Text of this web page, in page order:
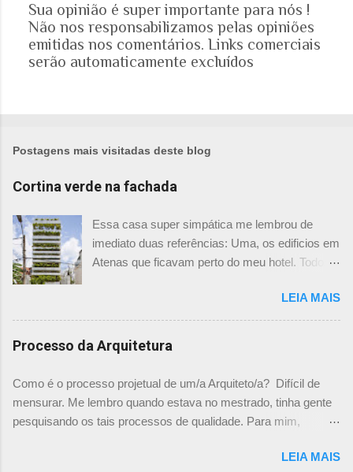
P
o
s
m
o
e
n
t
á
o
Sua opinião é super importante para nós !
Não nos responsabilizamos pelas opiniões
emitidas nos comentários. Links comerciais
serão automaticamente excluídos
Postagens mais visitadas deste blog
Cortina verde na fachada
Essa casa super simpática me lembrou de
imediato duas referências: Uma, os edificios em
Atenas que ficavam perto do meu hotel. Todos
ficassem tão simpáticos! Mas olhando com
mais foco, me veio a segunda referência. Na
verdade as fachadas da frente e fundos são
como segundas peles, floreiras que criam um
prédio. Justo como a casa do colega Oscar
Muller. Eu juro que tenho fotos no computador,
mas não consegui acha-las para colocar aqui. A
dele é uma casa de vila e, na parte dos fundos,
LEIA MAIS
Processo da Arquitetura
Como é o processo projetual de um/a Arquiteto/a? Difícil de
mensurar. Me lembro quando estava no mestrado, tinha gente
pesquisando os tais processos de qualidade. Para mim,
me parecia surreal. Já escrevi aqui um chamado sobre "Como
LEIA MAIS